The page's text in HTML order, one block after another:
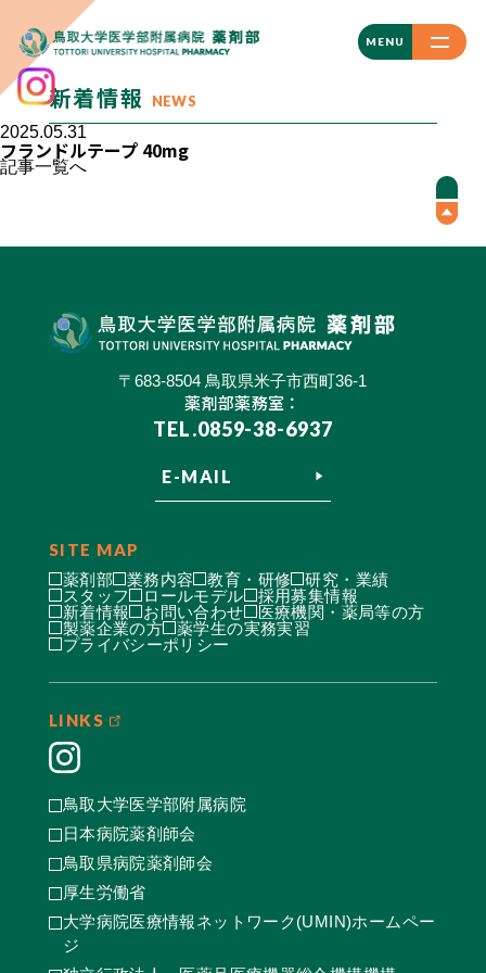
MENU
CLOSE
新着情報 NEWS
2025.05.31
フランドルテープ 40mg
記事一覧へ
〒683-8504 鳥取県米子市西町36-1
薬剤部薬務室：
TEL.0859-38-6937
E-MAIL
SITE MAP
薬剤部 業務内容 教育・研修
研究・業績
スタッフ
ロールモデル
採用募集情報
新着情報
お問い合わせ
医療機関・薬局等の方
製薬企業の方
薬学生の実務実習
プライバシーポリシー
LINKS
鳥取大学医学部附属病院
日本病院薬剤師会
鳥取県病院薬剤師会
厚生労働省
大学病院医療情報ネットワーク(UMIN)ホームペー
ジ